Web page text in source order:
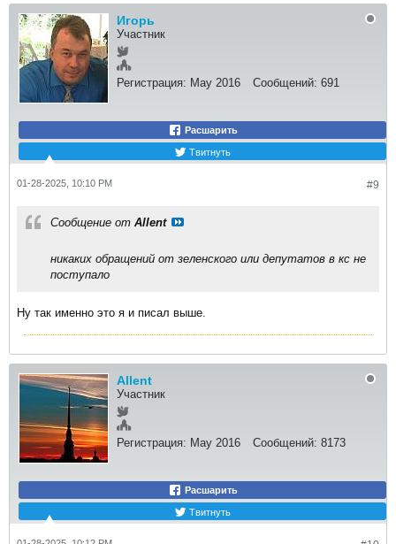
Игорь
Участник
Регистрация: May 2016 Сообщений: 691
Расшарить
Твитнуть
#9
01-28-2025, 10:10 PM
Сообщение от Allent
никаких обращений от зеленского или депутатов в кс не
поступало
Ну так именно это я и писал выше.
Allent
Участник
Регистрация: May 2016 Сообщений: 8173
Расшарить
Твитнуть